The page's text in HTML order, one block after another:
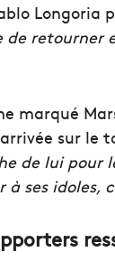
Longoria
de retourner
marqué
sur le
de lui pour
ses idoles,